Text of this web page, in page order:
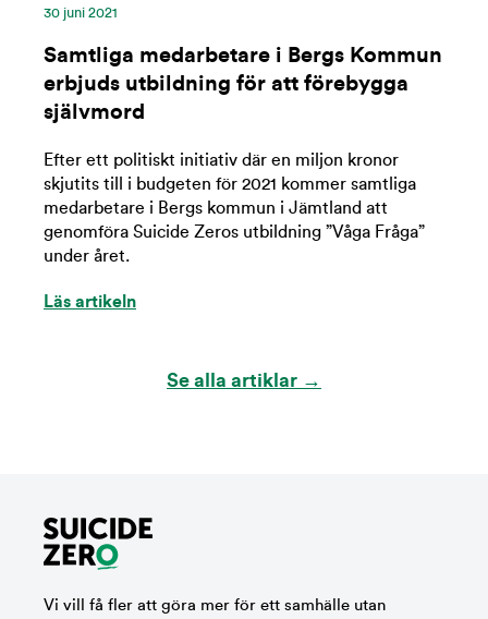
30 juni 2021
Samtliga medarbetare i Bergs Kommun
erbjuds utbildning för att förebygga
självmord
Efter ett politiskt initiativ där en miljon kronor
skjutits till i budgeten för 2021 kommer samtliga
medarbetare i Bergs kommun i Jämtland att
genomföra Suicide Zeros utbildning ”Våga Fråga”
under året.
Läs artikeln
Se alla artiklar →
Vi vill få fler att göra mer för ett samhälle utan